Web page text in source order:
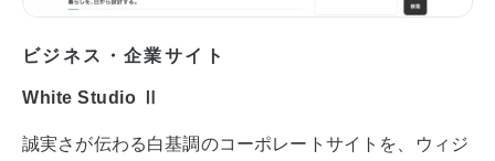
ビジネス・企業サイト
White Studio Ⅱ
誠実さが伝わる白基調のコーポレートサイトを、ウィジ